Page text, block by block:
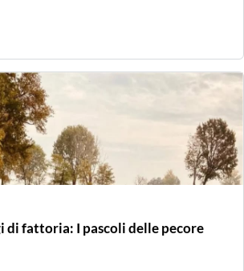
elaborati e aromatizzati
alla scoperta dei
caseario con Moro Formaggi
formaggi Giovanni Moro ci
di questa eccellenza del territorio.